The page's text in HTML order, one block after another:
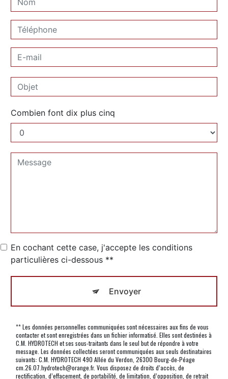
Combien font dix plus cinq
En cochant cette case, j'accepte les conditions
particulières ci-dessous **
Envoyer
** Les données personnelles communiquées sont nécessaires aux fins de vous
contacter et sont enregistrées dans un fichier informatisé. Elles sont destinées à
C.M. HYDROTECH et ses sous-traitants dans le seul but de répondre à votre
message. Les données collectées seront communiquées aux seuls destinataires
suivants: C.M. HYDROTECH 490 Allée du Verdon, 26300 Bourg-de-Péage
cm.26.07.hydrotech@orange.fr. Vous disposez de droits d’accès, de
rectification, d’effacement, de portabilité, de limitation, d’opposition, de retrait